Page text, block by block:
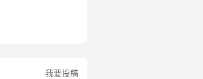
我要投稿